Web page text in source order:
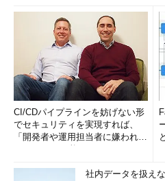
CI/CDパイプラインを妨げない形
でセキュリティを実現すれば、
「開発者や運用担当者に嫌われな
社内データを扱え